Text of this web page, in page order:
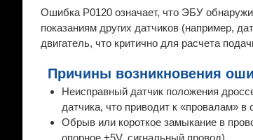
Ошибка P0120 означает, что ЭБУ
показаниям других датчиков (например,
двигатель, что критично для расчета
Причины возникновения
Неисправный датчик положения
датчика, что приводит к «провалам» в
Обрыв или короткое замыкание в
опорное +5V, сигнальный провод).